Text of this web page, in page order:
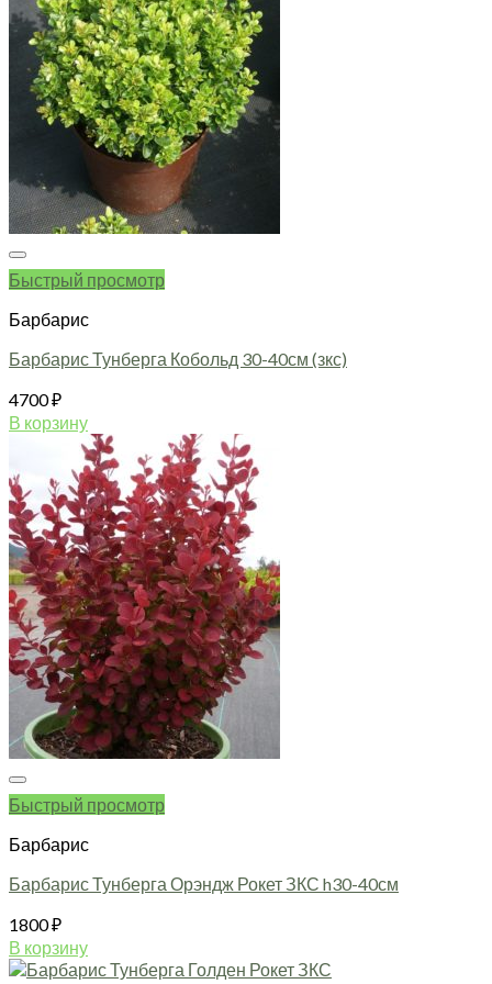
вариаций.
Опции
можно
выбрать
странице
Быстрый просмотр
Барбарис
Барбарис Тунберга Кобольд 30-40см (зкс)
4700₽
В корзину
Быстрый просмотр
Барбарис
Барбарис Тунберга Орэндж Рокет ЗКС h30-40см
1800₽
В корзину